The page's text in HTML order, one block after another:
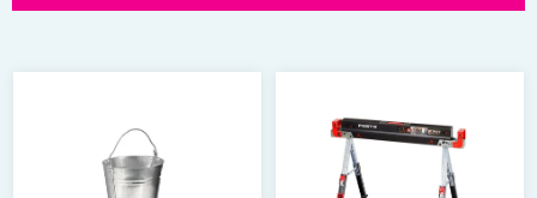
n
p
V